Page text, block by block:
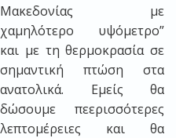
Μακεδονίας με
χαμηλότερο υψόμετρο”
και με τη θερμοκρασία σε
σημαντική πτώση στα
ανατολικά. Εμείς θα
δώσουμε πεερισσότερες
λεπτομέρειες και θα